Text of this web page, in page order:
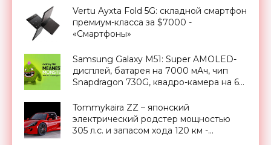
Vertu Ayxta Fold 5G: складной смартфон
премиум-класса за $7000 -
«Смартфоны»
Samsung Galaxy M51: Super AMOLED-
дисплей, батарея на 7000 мАч, чип
Snapdragon 730G, квадро-камера на 64
Tommykaira ZZ – японский
электрический родстер мощностью
305 л.с. и запасом хода 120 км -